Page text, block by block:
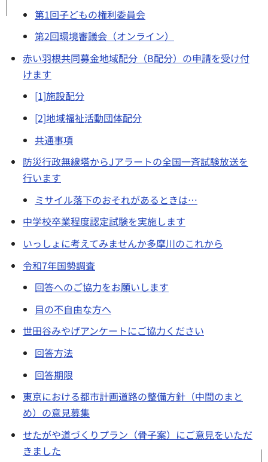
第1回子どもの権利委員会
第2回環境審議会（オンライン）
赤い羽根共同募金地域配分（B配分）の申請を受け付
けます
[1]施設配分
[2]地域福祉活動団体配分
共通事項
防災行政無線塔からJアラートの全国一斉試験放送を
行います
ミサイル落下のおそれがあるときは…
中学校卒業程度認定試験を実施します
いっしょに考えてみませんか多摩川のこれから
令和7年国勢調査
回答へのご協力をお願いします
目の不自由な方へ
世田谷みやげアンケートにご協力ください
回答方法
回答期限
東京における都市計画道路の整備方針（中間のまと
め）の意見募集
せたがや道づくりプラン（骨子案）にご意見をいただ
きました